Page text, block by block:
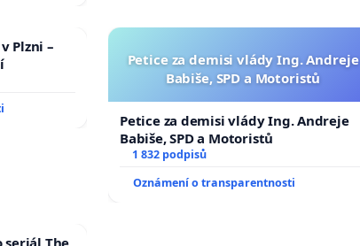
Plzni –
Petice za demisi vlády Ing. Andreje
Babiše, SPD a Motoristů
Petice za demisi vlády Ing. Andreje
Babiše, SPD a Motoristů
1 832 podpisů
Oznámení o transparentnosti